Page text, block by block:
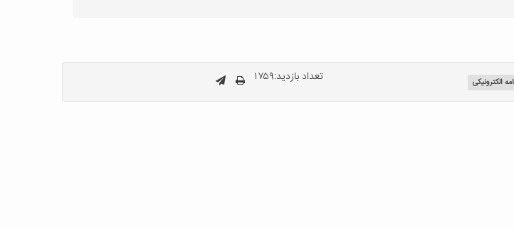
الکترونیکی تعداد بازدید:۱۷۵۹